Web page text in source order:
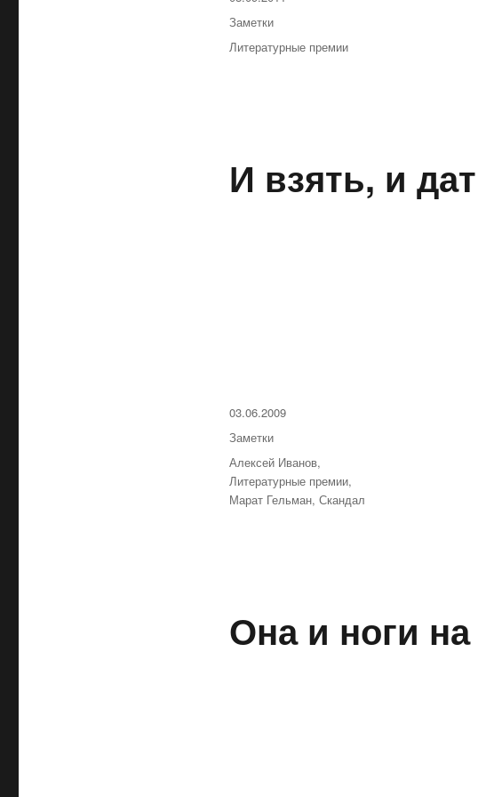
Рубрики
Заметки
Метки
Литературные премии
И взять, и
Опубликовано
03.06.2009
Рубрики
Заметки
Метки
Алексей Иванов,
Литературные премии,
Марат Гельман, Скандал
Она и ноги на